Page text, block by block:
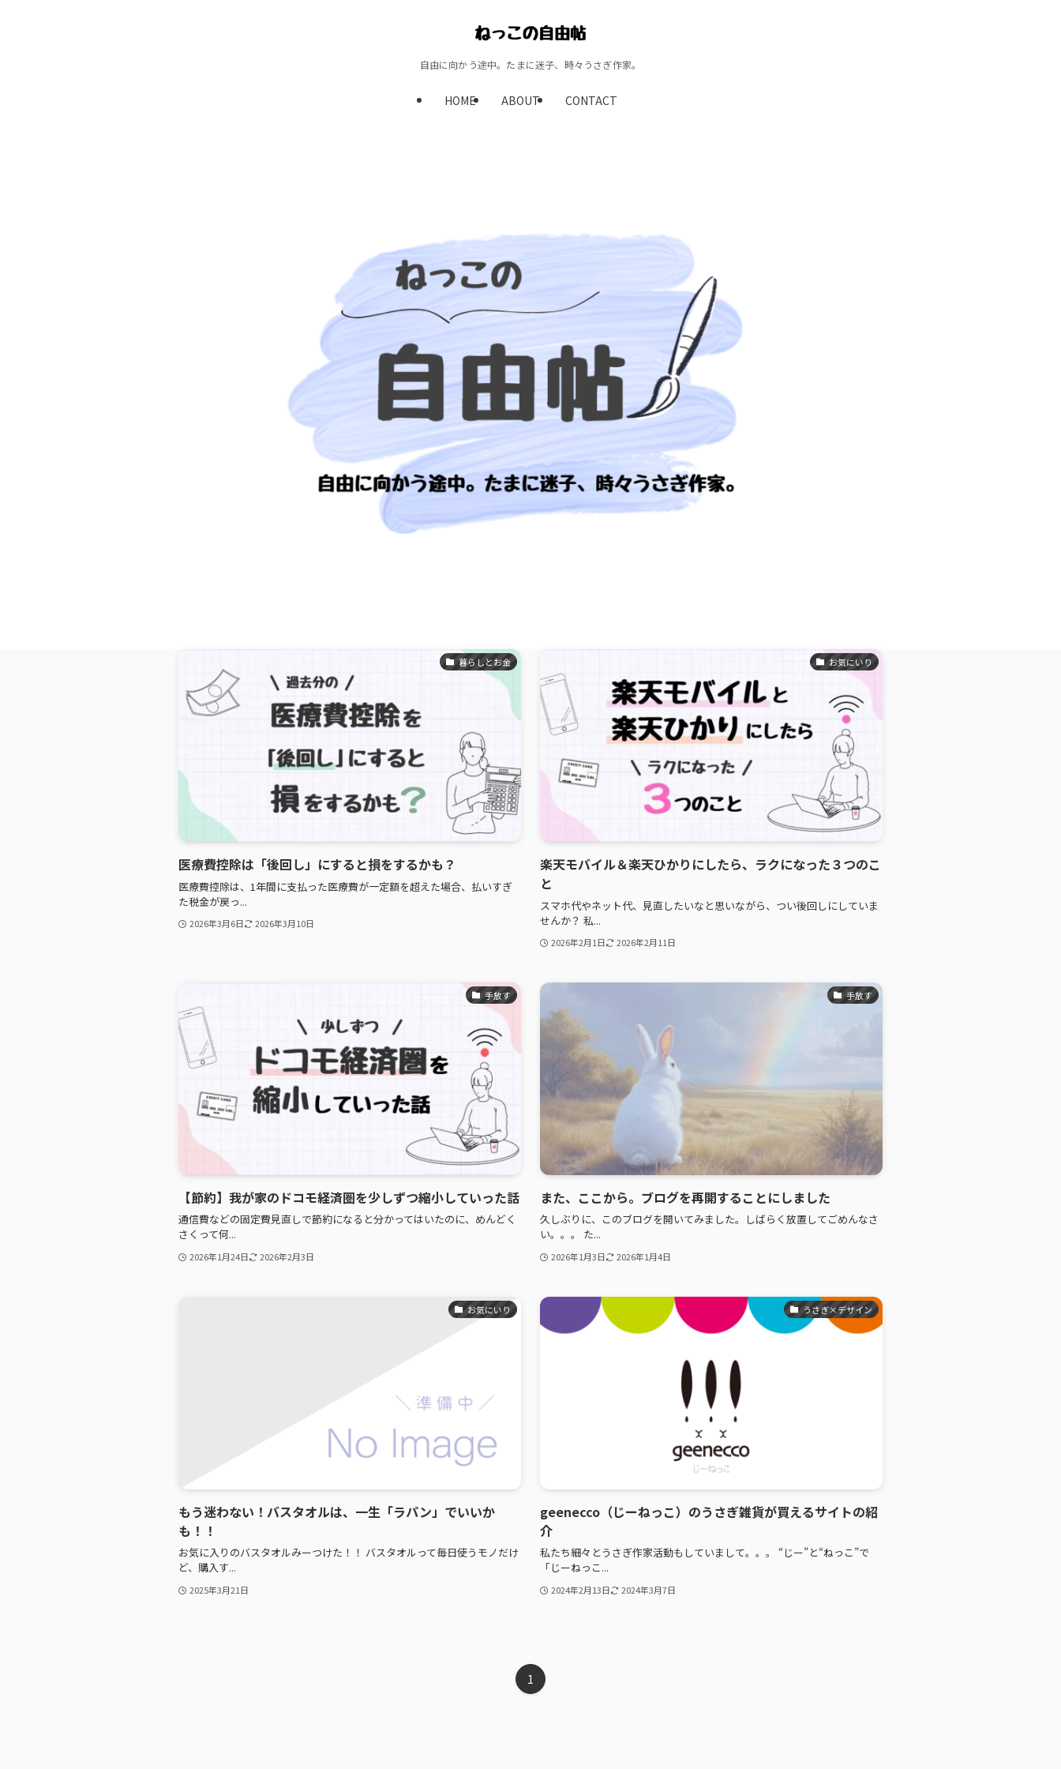
自由に向かう途中。たまに迷子、時々うさぎ作家。
HOME ABOUT CONTACT
暮らしとお金
医療費控除は「後回し」にすると損をするかも？
医療費控除は、1年間に支払った医療費が一定額を超えた場合、払いすぎ
た税金が戻っ...
2026年3月6日 2026年3月10日
お気にいり
楽天モバイル＆楽天ひかりにしたら、ラクになった３つのこ
と
スマホ代やネット代、見直したいなと思いながら、つい後回しにしていま
せんか？ 私...
2026年2月1日 2026年2月11日
手放す
【節約】我が家のドコモ経済圏を少しずつ縮小していった話
通信費などの固定費見直しで節約になると分かってはいたのに、めんどく
さくって何...
2026年1月24日 2026年2月3日
手放す
また、ここから。ブログを再開することにしました
久しぶりに、このブログを開いてみました。しばらく放置してごめんなさ
い。。。 た...
2026年1月3日 2026年1月4日
お気にいり
もう迷わない！バスタオルは、一生「ラパン」でいいか
も！！
お気に入りのバスタオルみーつけた！！ バスタオルって毎日使うモノだけ
ど、購入す...
2025年3月21日
うさぎ×デザイン
geenecco（じーねっこ）のうさぎ雑貨が買えるサイトの紹
介
私たち細々とうさぎ作家活動もしていまして。。。 “じー”と“ねっこ”で
「じーねっこ...
2024年2月13日 2024年3月7日
1